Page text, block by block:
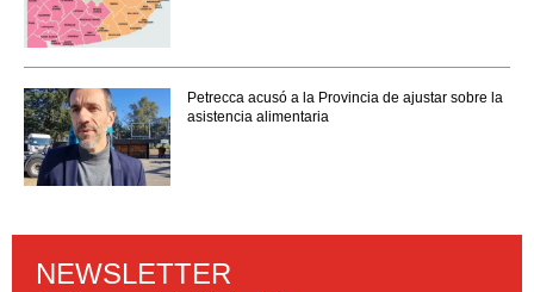
Petrecca acusó a la Provincia de ajustar sobre la
asistencia alimentaria
NEWSLETTER